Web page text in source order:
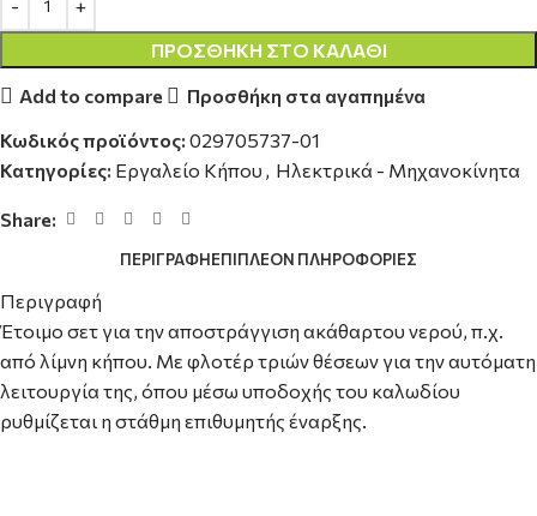
ΠΡΟΣΘΉΚΗ ΣΤΟ ΚΑΛΆΘΙ
Add to compare
Προσθήκη στα αγαπημένα
Κωδικός προϊόντος: 029705737-01
Κατηγορίες: Εργαλείο Κήπου , Ηλεκτρικά - Μηχανοκίνητα
Share:
ΠΕΡΙΓΡΑΦΉΕΠΙΠΛΈΟΝ ΠΛΗΡΟΦΟΡΊΕΣ
Περιγραφή
Έτοιμο σετ για την αποστράγγιση ακάθαρτου νερού, π.χ.
από λίμνη κήπου. Με φλοτέρ τριών θέσεων για την αυτόματη
λειτουργία της, όπου μέσω υποδοχής του καλωδίου
ρυθμίζεται η στάθμη επιθυμητής έναρξης.